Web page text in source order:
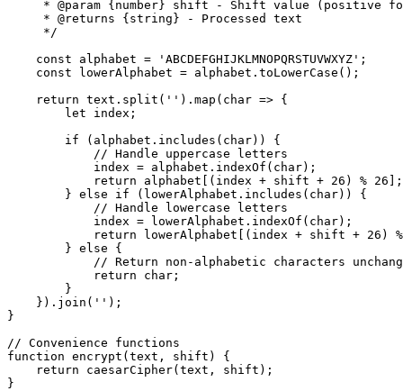
* @param {number} shift - Shift value (positive
     * @returns {string} - Processed text
     */
    const alphabet = 'ABCDEFGHIJKLMNOPQRSTUVWXYZ';
    const lowerAlphabet = alphabet.toLowerCase();
    return text.split('').map(char => {
        let index;
        if (alphabet.includes(char)) {
            // Handle uppercase letters
            index = alphabet.indexOf(char);
            return alphabet[(index + shift + 26) % 26];
        } else if (lowerAlphabet.includes(char)) {
            // Handle lowercase letters
            index = lowerAlphabet.indexOf(char);
return lowerAlphabet[(index + shift + 26)
        } else {
// Return non-alphabetic characters
            return char;
        }
    }).join('');
}
// Convenience functions
function encrypt(text, shift) {
    return caesarCipher(text, shift);
}